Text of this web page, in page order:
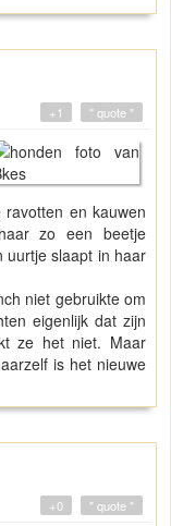
" quote "
+1
en kauwen
zo een beetje
uurtje slaapt in haar
niet gebruikte om
eigenlijk dat zijn
ze het niet. Maar
is het nieuwe
" quote "
+0